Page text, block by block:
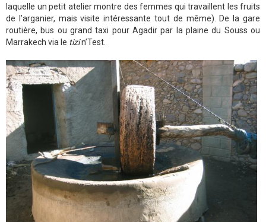
laquelle un petit atelier montre des femmes qui travaillent les fruits
de l’arganier, mais visite intéressante tout de même). De la gare
routière, bus ou grand taxi pour Agadir par la plaine du Souss ou
Marrakech via le tizin’Test.